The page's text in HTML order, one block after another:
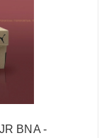
BNA -